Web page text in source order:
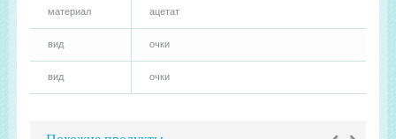
материал ацетат
вид очки
вид очки